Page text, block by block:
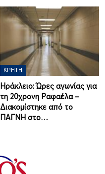
ΚΡΉΤΗ
Ηράκλειο: Ώρες αγωνίας για
τη 20χρονη Ραφαέλα –
Διακομίστηκε από το
ΠΑΓΝΗ στο…